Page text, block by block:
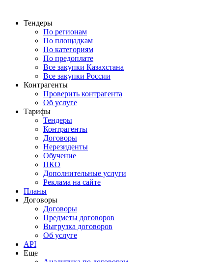
Тендеры
По регионам
По площадкам
По категориям
По предоплате
Все закупки Казахстана
Все закупки России
Контрагенты
Проверить контрагента
Об услуге
Тарифы
Тендеры
Контрагенты
Договоры
Нерезиденты
Обучение
ПКО
Дополнительные услуги
Реклама на сайте
Планы
Договоры
Договоры
Предметы договоров
Выгрузка договоров
Об услуге
API
Еще